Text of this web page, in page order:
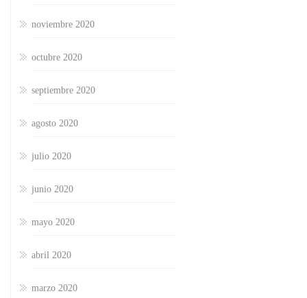
noviembre 2020
octubre 2020
septiembre 2020
agosto 2020
julio 2020
junio 2020
mayo 2020
abril 2020
marzo 2020